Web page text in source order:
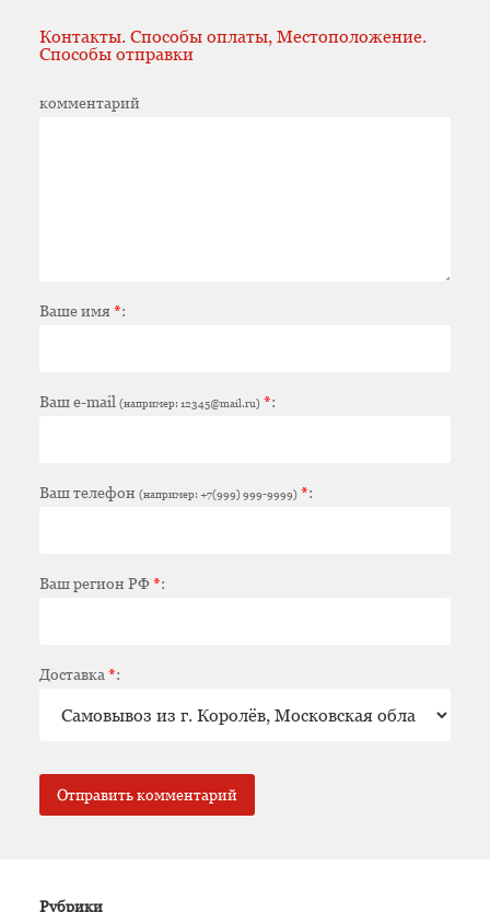
Контакты. Способы оплаты, Местоположение.
Способы отправки
комментарий
Ваше имя*:
Ваш e-mail (например: 12345@mail.ru) *:
Ваш телефон (например: +7(999) 999-9999) *:
Ваш регион РФ*:
Доставка *:
Рубрики